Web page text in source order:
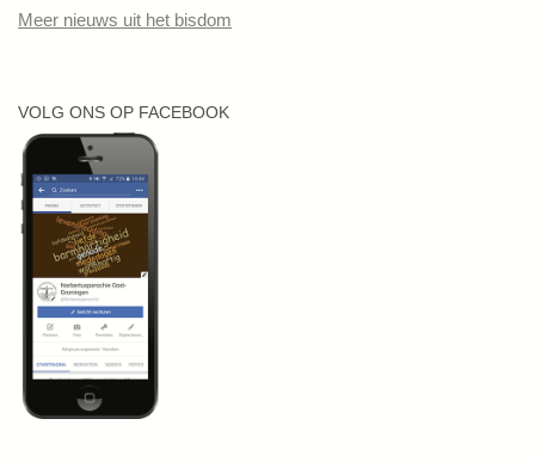
Meer nieuws uit het bisdom
VOLG ONS OP FACEBOOK